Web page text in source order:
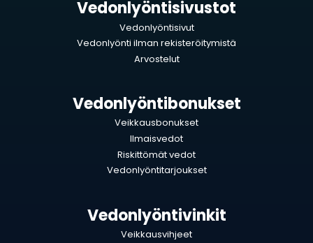
Vedonlyöntisivustot
Vedonlyöntisivut
Vedonlyönti ilman rekisteröitymistä
Arvostelut
Vedonlyöntibonukset
Veikkausbonukset
Ilmaisvedot
Riskittömät vedot
Vedonlyöntitarjoukset
Vedonlyöntivinkit
Veikkausvihjeet